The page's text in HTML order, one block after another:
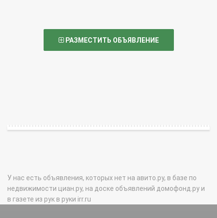
РАЗМЕСТИТЬ ОБЪЯВЛЕНИЕ
У нас есть объявления, которых нет на авито.ру, в базе по
недвижимости циан.ру, на доске объявлений домофонд.ру и
в газете из рук в руки irr.ru